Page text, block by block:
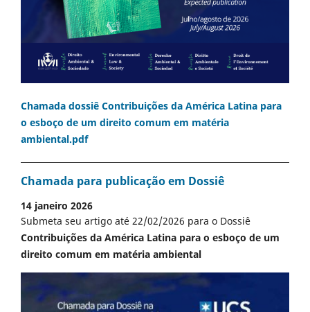
Chamada dossiê Contribuições da América Latina para
o esboço de um direito comum em matéria
ambiental.pdf
Chamada para publicação em Dossiê
14 janeiro 2026
Submeta seu artigo até 22/02/2026 para o Dossiê
Contribuições da América Latina para o esboço de um
direito comum em matéria ambiental